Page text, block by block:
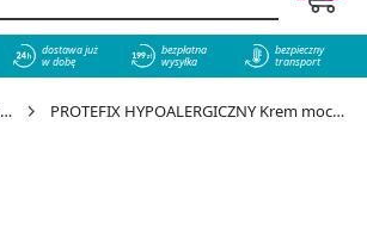
dostawa już
w dobę
bezpłatna
wysyłka
bezpieczny
transport
PROTEFIX HYPOALERGICZNY Krem mocujacy 40 ml - cena 18,99 zł